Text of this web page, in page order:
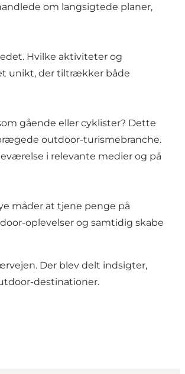
om langsigtede planer,
Hvilke aktiviteter og
unikt, der tiltrækker både
gående eller cyklister? Dette
outdoor-turismebranche.
i relevante medier og på
måder at tjene penge på
oplevelser og samtidig skabe
Der blev delt indsigter,
destinationer.